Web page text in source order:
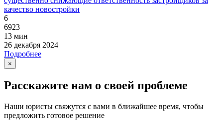
качество новостройки
6
6923
13 мин
26 декабря 2024
Подробнее
×
Расскажите нам о своей проблеме
Наши юристы свяжутся с вами в ближайшее время, чтобы
предложить готовое решение